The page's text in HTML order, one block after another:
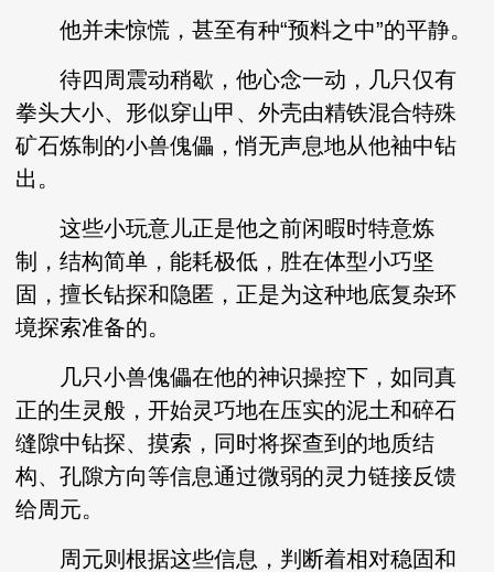
他并未惊慌，甚至有种“预料之中”的平静。
待四周震动稍歇，他心念一动，几只仅有
拳头大小、形似穿山甲、外壳由精铁混合特殊
矿石炼制的小兽傀儡，悄无声息地从他袖中钻
出。
这些小玩意儿正是他之前闲暇时特意炼
制，结构简单，能耗极低，胜在体型小巧坚
固，擅长钻探和隐匿，正是为这种地底复杂环
境探索准备的。
几只小兽傀儡在他的神识操控下，如同真
正的生灵般，开始灵巧地在压实的泥土和碎石
缝隙中钻探、摸索，同时将探查到的地质结
构、孔隙方向等信息通过微弱的灵力链接反馈
给周元。
周元则根据这些信息，判断着相对稳固和